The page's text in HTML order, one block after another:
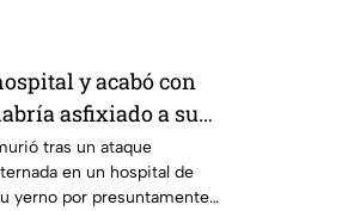
y acabó con
asfixiado a su
internada en
tras un ataque
en un hospital de
yerno por presuntamente